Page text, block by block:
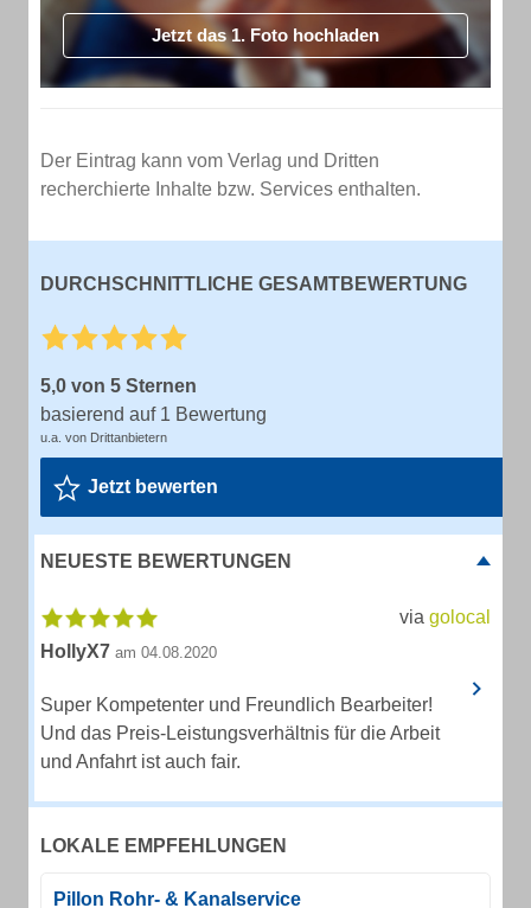
Jetzt das 1. Foto hochladen
Der Eintrag kann vom Verlag und Dritten
recherchierte Inhalte bzw. Services enthalten.
DURCHSCHNITTLICHE GESAMTBEWERTUNG
5,0 von 5 Sternen
basierend auf 1 Bewertung
u.a. von Drittanbietern
Jetzt bewerten
NEUESTE BEWERTUNGEN
via golocal
HollyX7 am 04.08.2020
Super Kompetenter und Freundlich Bearbeiter!
Und das Preis-Leistungsverhältnis für die Arbeit
und Anfahrt ist auch fair.
LOKALE EMPFEHLUNGEN
Pillon Rohr- & Kanalservice